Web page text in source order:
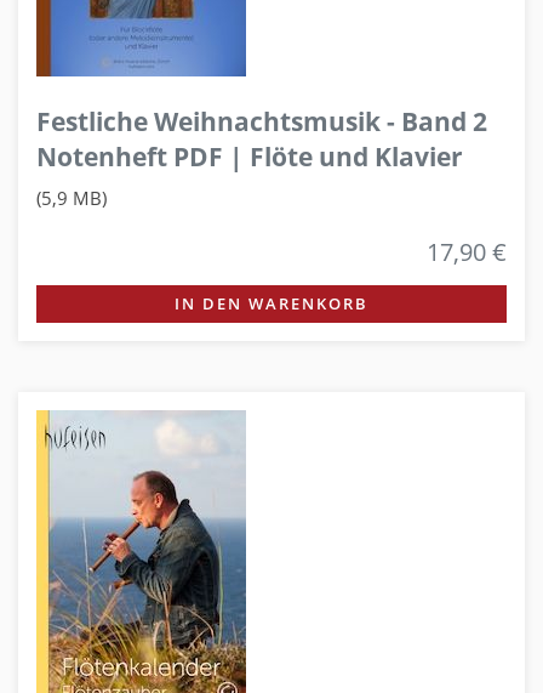
Festliche Weihnachtsmusik - Band 2
Notenheft PDF | Flöte und Klavier
(5,9 MB)
17,90 €
IN DEN WARENKORB